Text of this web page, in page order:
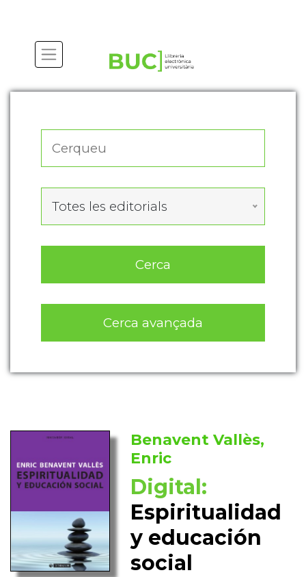
Totes les editorials
Cerca
Cerca avançada
Benavent Vallès,
Enric
Digital:
Espiritualidad
y educación
social